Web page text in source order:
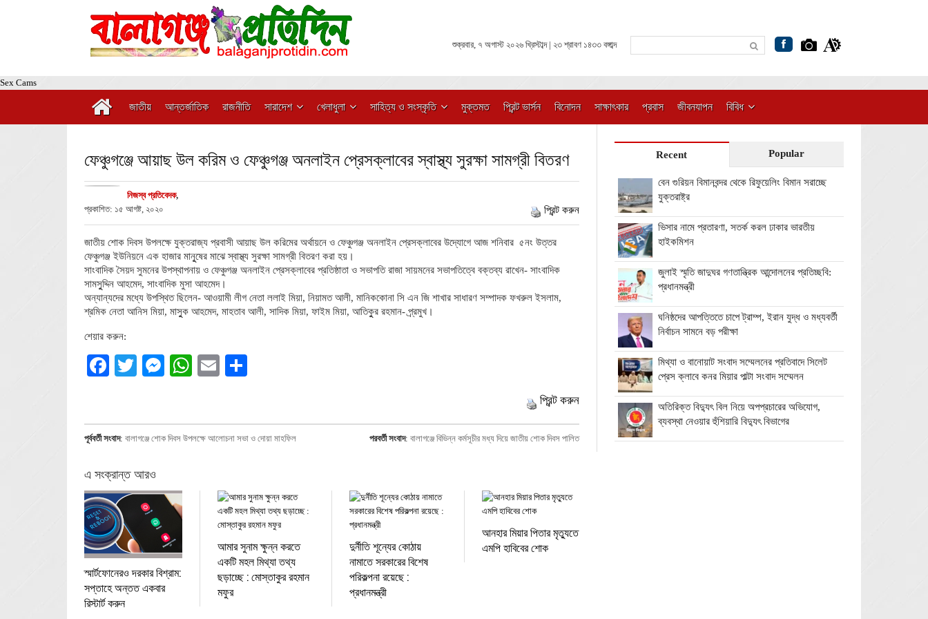
শুক্রবার, ৭ অগাস্ট ২০২৬ খ্রিস্টাব্দ | ২৩ শ্রাবণ ১৪৩৩ বঙ্গাব্দ
Sex Cams
জাতীয় আন্তর্জাতিক রাজনীতি সারাদেশ খেলাধুলা সাহিত্য ও সংস্কৃতি মুক্তমত প্রিন্ট ভার্সন বিনোদন সাক্ষাৎকার প্রবাস জীবনযাপন বিবিধ
ফেঞ্চুগঞ্জে আয়াছ উল করিম ও ফেঞ্চুগঞ্জ অনলাইন প্রেসক্লাবের স্বাস্থ্য সুরক্ষা সামগ্রী বিতরণ
নিজস্ব প্রতিবেদক,
প্রকাশিত: ১৫ আগষ্ট, ২০২০
প্রিন্ট করুন
জাতীয় শোক দিবস উপলক্ষে যুক্তরাজ্য প্রবাসী আয়াছ উল করিমের অর্থায়নে ও ফেঞ্চুগঞ্জ অনলাইন প্রেসক্লাবের উদ্যোগে আজ শনিবার ৫নং উত্তর
ফেঞ্চুগঞ্জ ইউনিয়নে এক হাজার মানুূষের মাঝে স্বাস্থ্য সুরক্ষা সামগ্রী বিতরণ করা হয়।
সাংবাদিক সৈয়দ সুমনের উপস্থাপনায় ও ফেঞ্চুগঞ্জ অনলাইন প্রেসক্লাবের প্রতিষ্ঠাতা ও সভাপতি রাজা সায়মনের সভাপতিত্বে বক্তব্য রাখেন- সাংবাদিক
সামসুুদ্দিন আহমেদ, সাংবাদিক মুসা আহমেদ।
অন্যান্যদের মধ্যে উপস্থিত ছিলেন- আওয়ামী লীগ নেতা ললাই মিয়া, নিয়ামত আলী, মানিককোনা সি এন জি শাখার সাধারণ সম্পাদক ফখরুল ইসলাম,
শ্রমিক নেতা আনিস মিয়া, মাসুুক আহমেদ, মাহতাব আলী, সাদিক মিয়া, ফাইম মিয়া, আতিকুুর রহমান- প্র্রমুখ।
শেয়ার করুন:
Facebook
TwitterMessenger
WhatsApp
Email
প্রিন্ট করুন
পূর্ববর্তী সংবাদ: বালাগঞ্জে শোক দিবস উপলক্ষে আলোচনা সভা ও দোয়া মাহফিল পরবর্তী সংবাদ: বালাগঞ্জে বিভিন্ন কর্মসূচীর মধ্য দিয়ে জাতীয় শোক দিবস পালিত
এ সংক্রান্ত আরও
স্মার্টফোনেরও দরকার বিশ্রাম:
সপ্তাহে অন্তত একবার
রিস্টার্ট করুন
আমার সুনাম ক্ষুন্ন করতে
একটি মহল মিথ্যা তথ্য
ছড়াচ্ছে : মোস্তাকুর রহমান
মফুর
দুর্নীতি শূন্যের কোঠায়
নামাতে সরকারের বিশেষ
পরিকল্পনা রয়েছে :
প্রধানমন্ত্রী
আনহার মিয়ার পিতার মৃত্যুতে
এমপি হাবিবের শোক
Recent Popular
বেন গুরিয়ন বিমানবন্দর থেকে রিফুয়েলিং বিমান সরাচ্ছে
যুক্তরাষ্ট্র
ভিসার নামে প্রতারণা, সতর্ক করল ঢাকার ভারতীয়
হাইকমিশন
জুলাই স্মৃতি জাদুঘর গণতান্ত্রিক আন্দোলনের প্রতিচ্ছবি:
প্রধানমন্ত্রী
ঘনিষ্ঠদের আপত্তিতে চাপে ট্রাম্প, ইরান যুদ্ধ ও মধ্যবর্তী
নির্বাচন সামনে বড় পরীক্ষা
মিথ্যা ও বানোয়াট সংবাদ সম্মেলনের প্রতিবাদে সিলেট
প্রেস ক্লাবে কনর মিয়ার পাল্টা সংবাদ সম্মেলন
অতিরিক্ত বিদ্যুৎ বিল নিয়ে অপপ্রচারের অভিযোগ,
ব্যবস্থা নেওয়ার হুঁশিয়ারি বিদ্যুৎ বিভাগের